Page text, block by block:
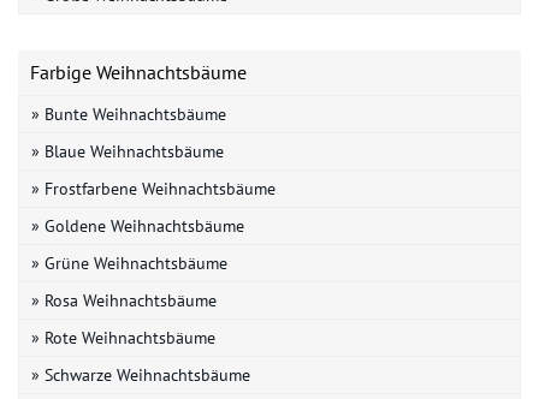
Farbige Weihnachtsbäume
» Bunte Weihnachtsbäume
» Blaue Weihnachtsbäume
» Frostfarbene Weihnachtsbäume
» Goldene Weihnachtsbäume
» Grüne Weihnachtsbäume
» Rosa Weihnachtsbäume
» Rote Weihnachtsbäume
» Schwarze Weihnachtsbäume